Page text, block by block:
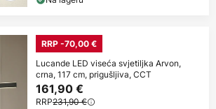
RRP -70,00 €
Lucande LED viseća svjetiljka Arvon,
crna, 117 cm, prigušljiva, CCT
161,90 €
RRP231,90 €